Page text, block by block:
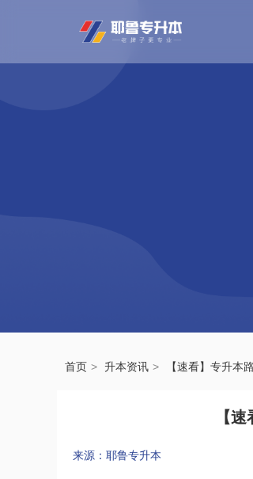
首页 升本资讯 【速看】专升本
【
来源：耶鲁专升本